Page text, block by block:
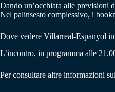
Dando un’occhiata alle previsioni
Nel palinsesto complessivo, i
Dove vedere Villarreal-Espanyol
L’incontro, in programma alle
Per consultare altre informazioni